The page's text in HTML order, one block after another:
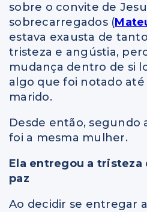
sobre o convite de
sobrecarregados (
estava exausta de
tristeza e angústia,
mudança dentro de si
algo que foi notado
marido.
Desde então, segundo
foi a mesma mulher.
Ela entregou a tristeza
paz
Ao decidir se entregar